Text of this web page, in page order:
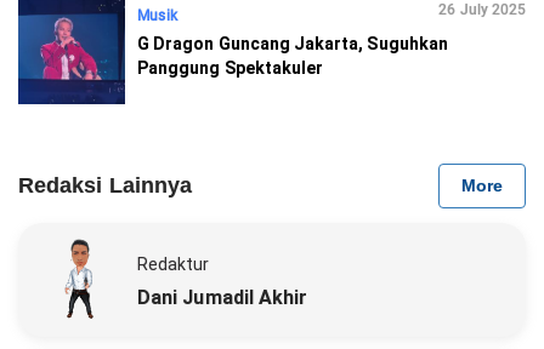
Musik 26 July 2025
G Dragon Guncang Jakarta, Suguhkan
Panggung Spektakuler
Redaksi Lainnya More
Redaktur
Dani Jumadil Akhir